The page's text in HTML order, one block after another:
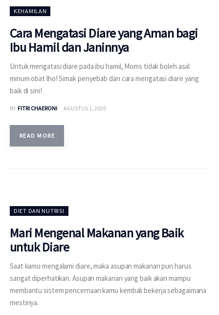
KEHAMILAN
Cara Mengatasi Diare yang Aman bagi
Ibu Hamil dan Janinnya
Untuk mengatasi diare pada ibu hamil, Moms tidak boleh asal
minum obat lho! Simak penyebab dan cara mengatasi diare yang
baik di sini!
BY FITRI CHAERONI AGUSTUS 1, 2020
READ MORE
DIET DAN NUTRISI
Mari Mengenal Makanan yang Baik
untuk Diare
Saat kamu mengalami diare, maka asupan makanan pun harus
sangat diperhatikan. Asupan makanan yang baik akan mampu
membantu sistem pencernaan kamu kembali bekerja sebagaimana
mestinya.